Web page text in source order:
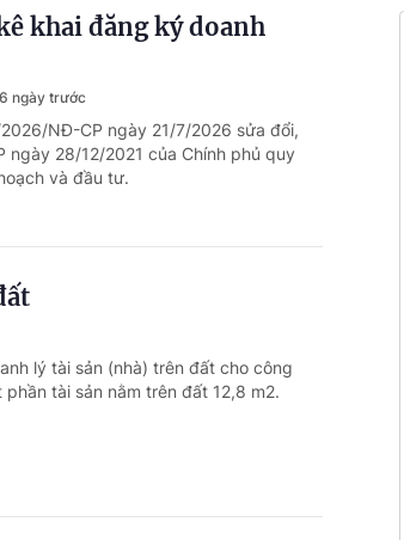
khai đăng ký doanh
ngày trước
NĐ-CP ngày 21/7/2026 sửa đổi,
ngày 28/12/2021 của Chính phủ quy
và đầu tư.
lý tài sản (nhà) trên đất cho công
tài sản nằm trên đất 12,8 m2.